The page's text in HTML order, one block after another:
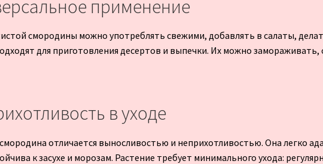
применение
смородины можно употреблять свежими, добавлять в салаты,
для приготовления десертов и выпечки. Их можно замораживать,
в уходе
отличается выносливостью и неприхотливостью. Она легко
к засухе и морозам. Растение требует минимального ухода: